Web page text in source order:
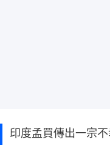
印度孟買傳出一宗